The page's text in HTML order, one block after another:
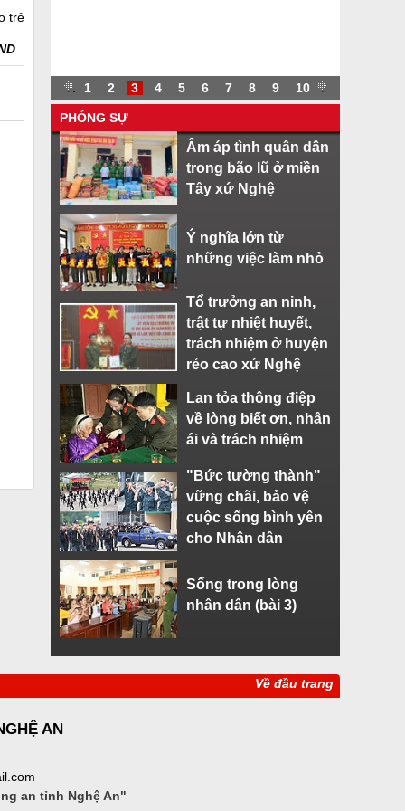
trẻ
. 1 2 3 4 5 6 7 8 9 10 .
PHÓNG SỰ
Ấm áp tình quân dân
trong bão lũ ở miền
Tây xứ Nghệ
Ý nghĩa lớn từ
những việc làm nhỏ
Tổ trưởng an ninh,
trật tự nhiệt huyết,
trách nhiệm ở huyện
rẻo cao xứ Nghệ
Lan tỏa thông điệp
về lòng biết ơn, nhân
ái và trách nhiệm
"Bức tường thành"
vững chãi, bảo vệ
cuộc sống bình yên
cho Nhân dân
Sống trong lòng
nhân dân (bài 3)
Về đầu trang
AN
an tỉnh Nghệ An"